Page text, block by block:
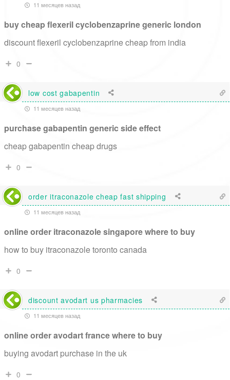
11 месяцев назад
buy cheap flexeril cyclobenzaprine generic london
discount flexeril cyclobenzaprine cheap from india
0
low cost gabapentin
11 месяцев назад
purchase gabapentin generic side effect
cheap gabapentin cheap drugs
0
order itraconazole cheap fast shipping
11 месяцев назад
online order itraconazole singapore where to buy
how to buy itraconazole toronto canada
0
discount avodart us pharmacies
11 месяцев назад
online order avodart france where to buy
buying avodart purchase in the uk
0